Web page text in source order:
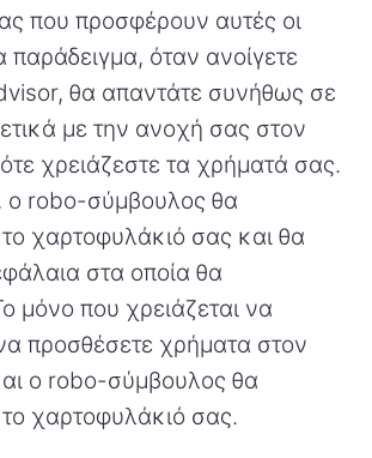
που προσφέρουν αυτές οι
παράδειγμα, όταν ανοίγετε
θα απαντάτε συνήθως σε
με την ανοχή σας στον
χρειάζεστε τα χρήματά σας.
ο robo-σύμβουλος θα
το χαρτοφυλάκιό σας και θα
στα οποία θα
μόνο που χρειάζεται να
προσθέσετε χρήματα στον
ο robo-σύμβουλος θα
το χαρτοφυλάκιό σας.